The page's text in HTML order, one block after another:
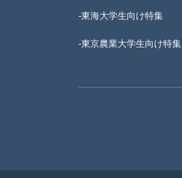
-東海大学生向け特集
-東京農業大学生向け特集